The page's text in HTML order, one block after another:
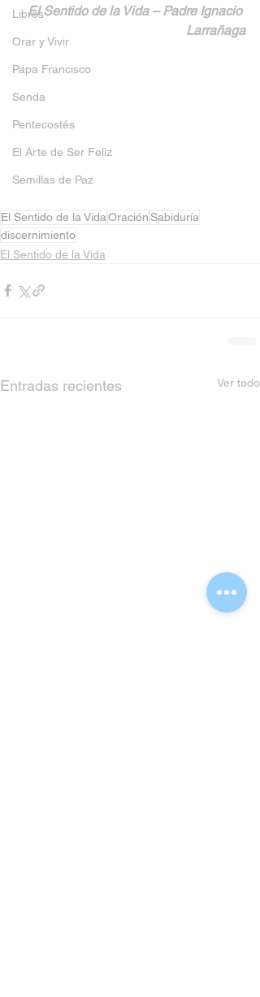
Libros
Orar y Vivir
Papa Francisco
Senda
Pentecostés
El Arte de Ser Feliz
Semillas de Paz
El Sentido de la Vida – Padre Ignacio
Larrañaga
El Sentido de la VidaOración Sabiduría
discernimiento
El Sentido de la Vida
Entradas recientes Ver todo